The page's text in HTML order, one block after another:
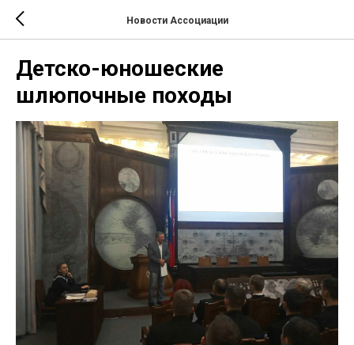
Новости Ассоциации
Детско-юношеские
шлюпочные походы